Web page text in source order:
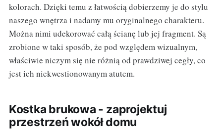
kolorach. Dzięki temu z łatwością dobierzemy je do stylu
naszego wnętrza i nadamy mu oryginalnego charakteru.
Można nimi udekorować całą ścianę lub jej fragment. Są
zrobione w taki sposób, że pod względem wizualnym,
właściwie niczym się nie różnią od prawdziwej cegły, co
jest ich niekwestionowanym atutem.
Kostka brukowa - zaprojektuj
przestrzeń wokół domu